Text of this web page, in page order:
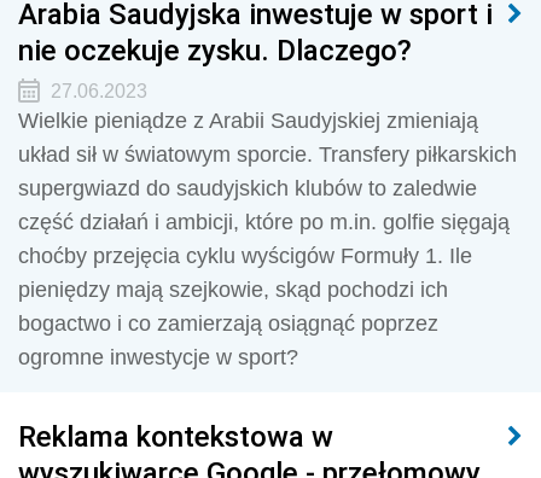
Arabia Saudyjska inwestuje w sport i
nie oczekuje zysku. Dlaczego?
27.06.2023
Wielkie pieniądze z Arabii Saudyjskiej zmieniają
układ sił w światowym sporcie. Transfery piłkarskich
supergwiazd do saudyjskich klubów to zaledwie
część działań i ambicji, które po m.in. golfie sięgają
choćby przejęcia cyklu wyścigów Formuły 1. Ile
pieniędzy mają szejkowie, skąd pochodzi ich
bogactwo i co zamierzają osiągnąć poprzez
ogromne inwestycje w sport?
Reklama kontekstowa w